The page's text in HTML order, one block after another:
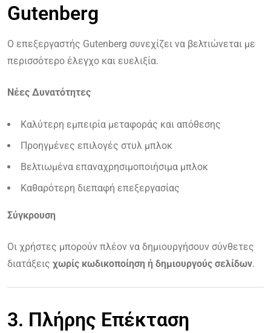
Gutenberg
Ο επεξεργαστής Gutenberg συνεχίζει να βελτιώνεται με
περισσότερο έλεγχο και ευελιξία.
Νέες Δυνατότητες
Καλύτερη εμπειρία μεταφοράς και απόθεσης
Προηγμένες επιλογές στυλ μπλοκ
Βελτιωμένα επαναχρησιμοποιήσιμα μπλοκ
Καθαρότερη διεπαφή επεξεργασίας
Σύγκρουση
Οι χρήστες μπορούν πλέον να δημιουργήσουν σύνθετες
διατάξεις χωρίς κωδικοποίηση ή δημιουργούς σελίδων.
3. Πλήρης Επέκταση